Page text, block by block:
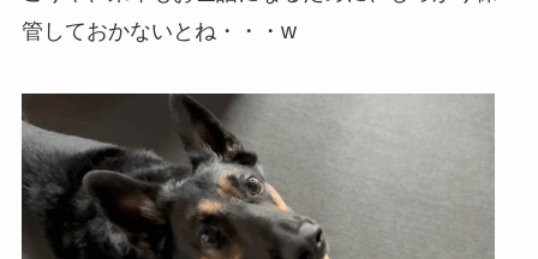
管しておかないとね・・・w